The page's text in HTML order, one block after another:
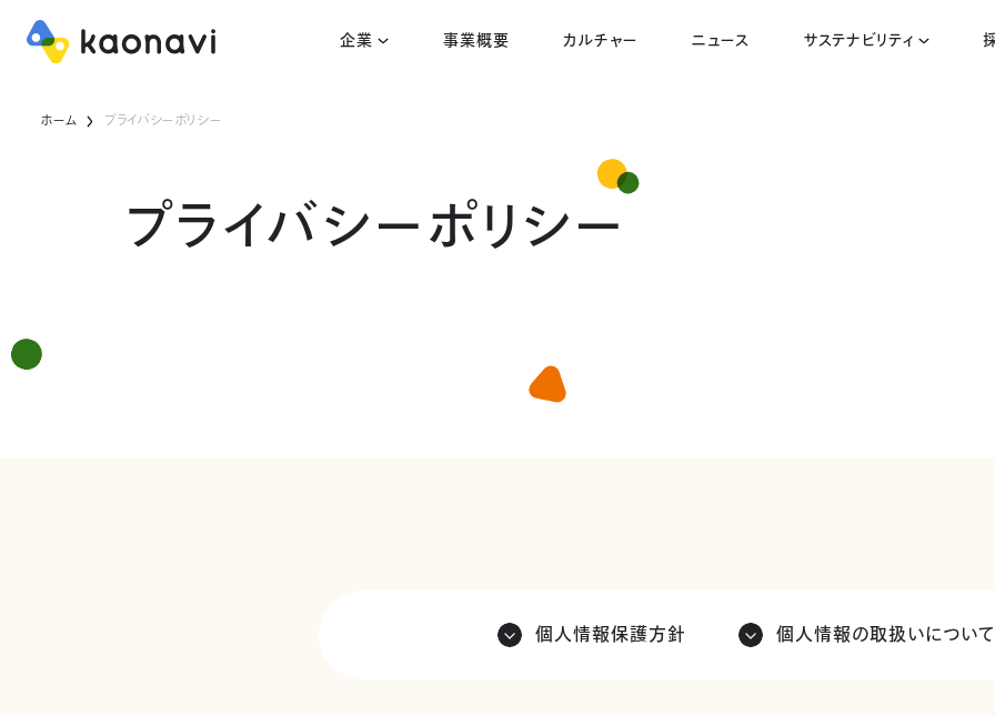
企業 事業概要 カルチャー ニュース サステナビリティ
ホーム プライバシーポリシー
プライバシーポリシー
個人情報保護方針 個人情報の取扱いについて